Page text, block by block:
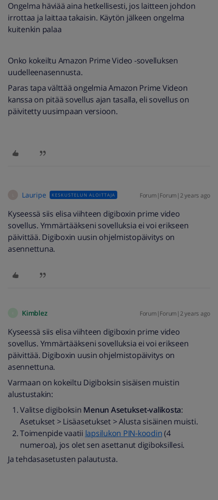
Ongelma häviää aina hetkellisesti, jos laitteen johdon
irrottaa ja laittaa takaisin. Käytön jälkeen ongelma
kuitenkin palaa
Onko kokeiltu Amazon Prime Video -sovelluksen
uudelleenasennusta.
Paras tapa välttää ongelmia Amazon Prime Videon
kanssa on pitää sovellus ajan tasalla, eli sovellus on
päivitetty uusimpaan versioon.
Lauripe KESKUSTELUN ALOITTAJA Forum|Forum|2 years ago
Kyseessä siis elisa viihteen digiboxin prime video
sovellus. Ymmärtääkseni sovelluksia ei voi erikseen
päivittää. Digiboxin uusin ohjelmistopäivitys on
asennettuna.
Kimblez Forum|Forum|2 years ago
Kyseessä siis elisa viihteen digiboxin prime video
sovellus. Ymmärtääkseni sovelluksia ei voi erikseen
päivittää. Digiboxin uusin ohjelmistopäivitys on
asennettuna.
Varmaan on kokeiltu Digiboksin sisäisen muistin
alustustakin:
Valitse digiboksin Menun Asetukset-valikosta:
Asetukset > Lisäasetukset > Alusta sisäinen muisti.
Toimenpide vaatii lapsilukon PIN-koodin(4
numeroa), jos olet sen asettanut digiboksillesi.
Ja tehdasasetusten palautusta.